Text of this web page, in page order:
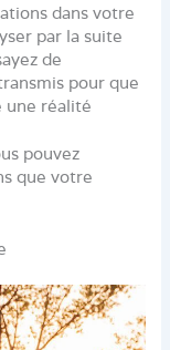
dans votre
par la suite
de
pour que
une réalité
pouvez
que votre